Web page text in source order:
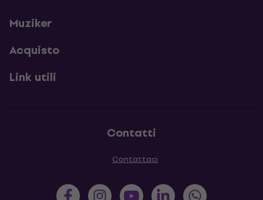
Muziker
Acquisto
Link utili
Contatti
Contattaci